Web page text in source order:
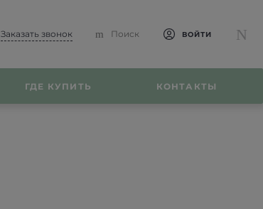
Заказать звонок Поиск ВОЙТИ
ГДЕ КУПИТЬ КОНТАКТЫ